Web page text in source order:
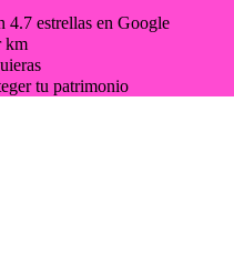
4.7 estrellas en Google
km
tu patrimonio